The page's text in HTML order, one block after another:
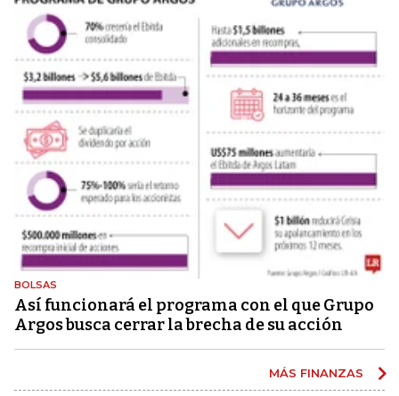
BOLSAS
Así funcionará el programa con el que Grupo
Argos busca cerrar la brecha de su acción
MÁS FINANZAS